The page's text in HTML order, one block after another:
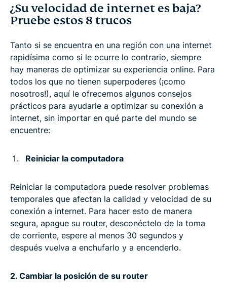
¿Su velocidad de internet es baja?
Pruebe estos 8 trucos
Tanto si se encuentra en una región con una internet
rapidísima como si le ocurre lo contrario, siempre
hay maneras de optimizar su experiencia online. Para
todos los que no tienen superpoderes (¡como
nosotros!), aquí le ofrecemos algunos consejos
prácticos para ayudarle a optimizar su conexión a
internet, sin importar en qué parte del mundo se
encuentre:
Reiniciar la computadora
Reiniciar la computadora puede resolver problemas
temporales que afectan la calidad y velocidad de su
conexión a internet. Para hacer esto de manera
segura, apague su router, desconéctelo de la toma
de corriente, espere al menos 30 segundos y
después vuelva a enchufarlo y a encenderlo.
2. Cambiar la posición de su router